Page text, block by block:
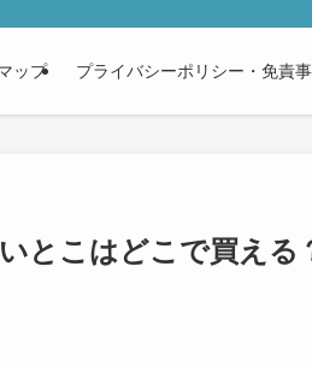
ップ プライバシーポリシー・免責
とこはどこで買える